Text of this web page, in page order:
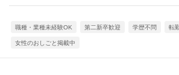
職種・業種未経験OK 第二新卒歓迎 学歴不問 転
女性のおしごと掲載中